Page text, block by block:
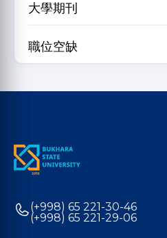
大學期刊
職位空缺
(+998) 65 221-30-46
(+998) 65 221-29-06